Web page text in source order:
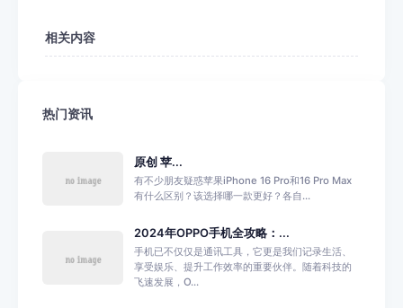
相关内容
热门资讯
原创 苹...
有不少朋友疑惑苹果iPhone 16 Pro和16 Pro Max
有什么区别？该选择哪一款更好？各自...
2024年OPPO手机全攻略：...
手机已不仅仅是通讯工具，它更是我们记录生活、
享受娱乐、提升工作效率的重要伙伴。随着科技的
飞速发展，O...